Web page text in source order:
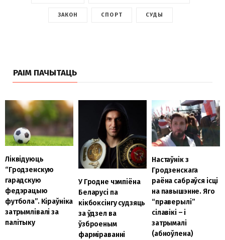
ЗАКОН СПОРТ СУДЫ
РАІМ ПАЧЫТАЦЬ
Ліквідуюць
“Гродзенскую
гарадскую
федэрацыю
футбола”. Кіраўніка
затрымлівалі за
палітыку
У Гродне чэмпіёна
Беларусі па
кікбоксінгу судзяць
за ўдзел ва
ўзброеным
фарміраванні
Настаўнік з
Гродзенскага
раёна сабраўся ісці
на павышэнне. Яго
“праверылі”
сілавікі – і
затрымалі
(абноўлена)